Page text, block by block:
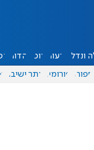
ונדל"ן דעות אוכל יהדות
ספורט פורומים אתר ישיבה